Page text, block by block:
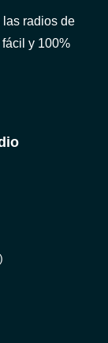
las radios de
y 100%